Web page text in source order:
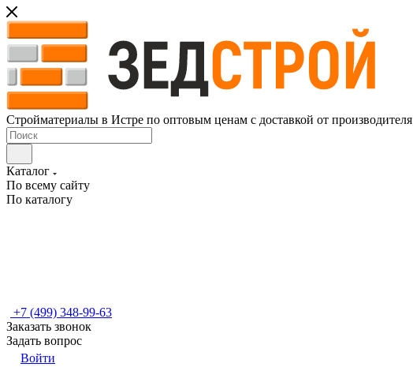
Стройматериалы в Истре по оптовым ценам с доставкой от производителя
Каталог
По всему сайту
По каталогу
+7 (499) 348-99-63
Заказать звонок
Задать вопрос
Войти